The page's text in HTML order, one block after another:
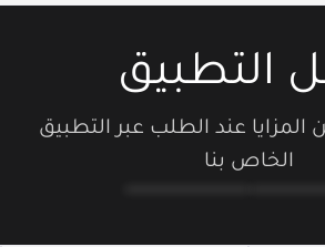
التطبيق
المزايا عند الطلب عبر التطبيق
الخاص بنا